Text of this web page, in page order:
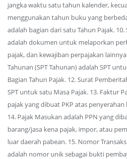
jangka waktu satu tahun kalender,
menggunakan tahun buku yang
adalah bagian dari satu Tahun Pajak.
adalah dokumen untuk melaporkan
pajak, dan kewajiban perpajakan
Tahunan (SPT Tahunan) adalah SPT
Bagian Tahun Pajak. 12. Surat
SPT untuk satu Masa Pajak. 13. Faktur
pajak yang dibuat PKP atas
14. Pajak Masukan adalah PPN yang
barang/jasa kena pajak, impor, atau
luar daerah pabean. 15. Nomor
adalah nomor unik sebagai bukti